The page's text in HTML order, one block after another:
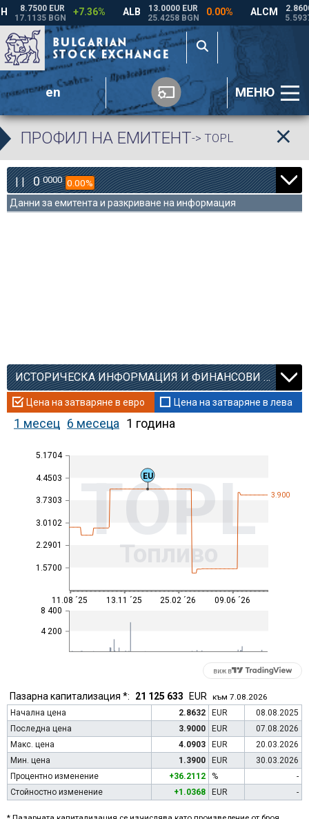
en МЕНЮ
ПРОФИЛ НА ЕМИТЕНТ-> TOPL
| | 0 0000 0.00%
Данни за емитента и разкриване на информация
ИСТОРИЧЕСКА ИНФОРМАЦИЯ И ФИНАНСОВИ КОЕФИЦИЕНТИ
Цена на затваряне в евро Цена на затваряне в лева
1 месец 6 месеца 1 година
1.5700
2.2901
3.0102
3.7303
4.4503
5.1704
TOPL
Топливо
4 200
8 400
3.900
11.08 ´25 13.11 ´25 25.02 ´26 09.06 ´26
EU
виж в
Пазарна капитализация *: 21 125 633 EUR към 7.08.2026
Начална цена
2.8632 EUR
08.08.2025
Последна цена
3.9000 EUR
07.08.2026
Макс. цена
4.0903 EUR
20.03.2026
Мин. цена
1.3900 EUR
30.03.2026
Процентно изменение
+36.2112 %
-
Стойностно изменение
+1.0368 EUR -